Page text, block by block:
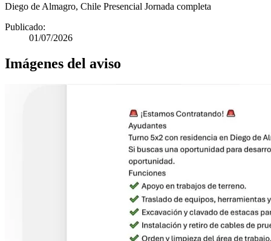
Diego de Almagro, Chile Presencial Jornada completa
Publicado:
01/07/2026
Imágenes del aviso